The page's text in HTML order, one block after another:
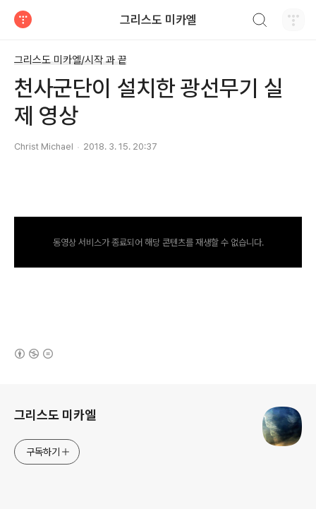
그리스도 미카엘
그리스도 미카엘/시작 과 끝
천사군단이 설치한 광선무기 실
제 영상
Christ Michael 2018. 3. 15. 20:37
동영상 서비스가 종료되어 해당 콘텐츠를 재생할 수 없습니다.
그리스도 미카엘
구독하기